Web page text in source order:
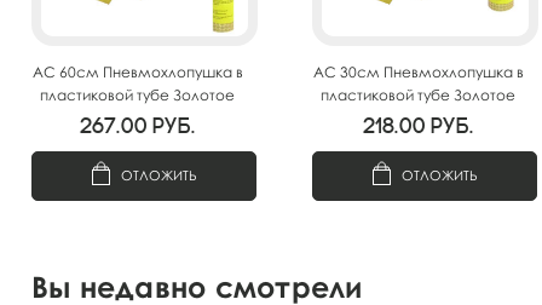
AC 60см Пневмохлопушка в
пластиковой тубе Золотое
конфетти
267.00 руб.
ОТЛОЖИТЬ
AC 30см Пневмохлопушка в
пластиковой тубе Золотое
конфетти
218.00 руб.
ОТЛОЖИТЬ
Вы недавно смотрели